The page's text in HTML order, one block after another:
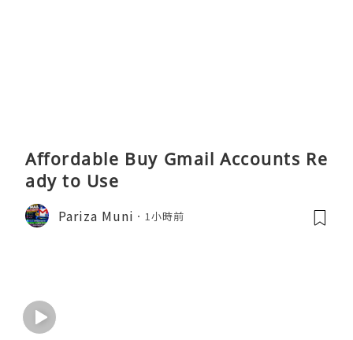
Affordable Buy Gmail Accounts Re
ady to Use
Pariza Muni 1小時前